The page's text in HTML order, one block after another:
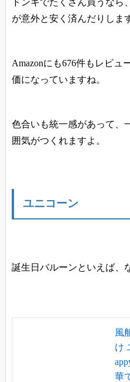
ドンキでたくさん買うなら
が意外と安く済んだりしま
Amazonにも676件もレビュ
価になっていますね。
色合いも統一感があって、
囲気がつくれますよ。
ユニコーン
誕生日バルーンといえば、
風
け
華